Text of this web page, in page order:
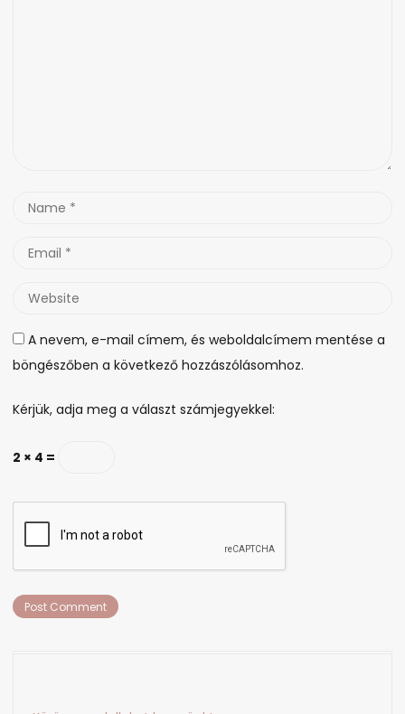
Name
Email
Website
A nevem, e-mail címem, és weboldalcímem mentése a
böngészőben a következő hozzászólásomhoz.
Kérjük, adja meg a választ számjegyekkel:
2 × 4 =